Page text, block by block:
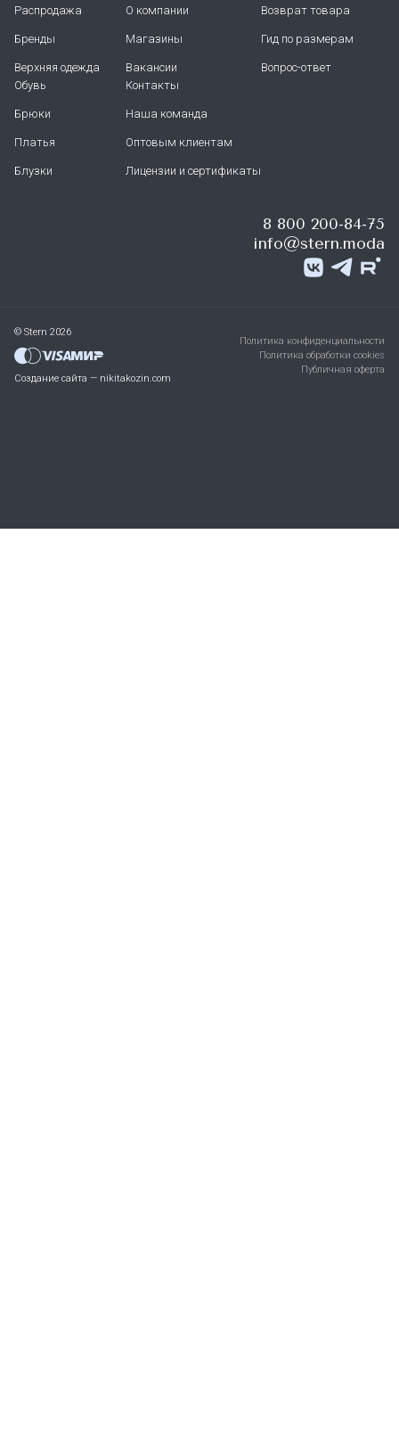
Распродажа
Бренды
Верхняя одежда
Обувь
Брюки
Платья
Блузки
О компании
Магазины
Вакансии
Контакты
Наша команда
Оптовым клиентам
Лицензии и сертификаты
Возврат товара
Гид по размерам
Вопрос-ответ
8 800 200-84-75
info@stern.moda
© Stern 2026
Создание сайта — nikitakozin.com
Политика конфиденциальности
Политика обработки cookies
Публичная оферта